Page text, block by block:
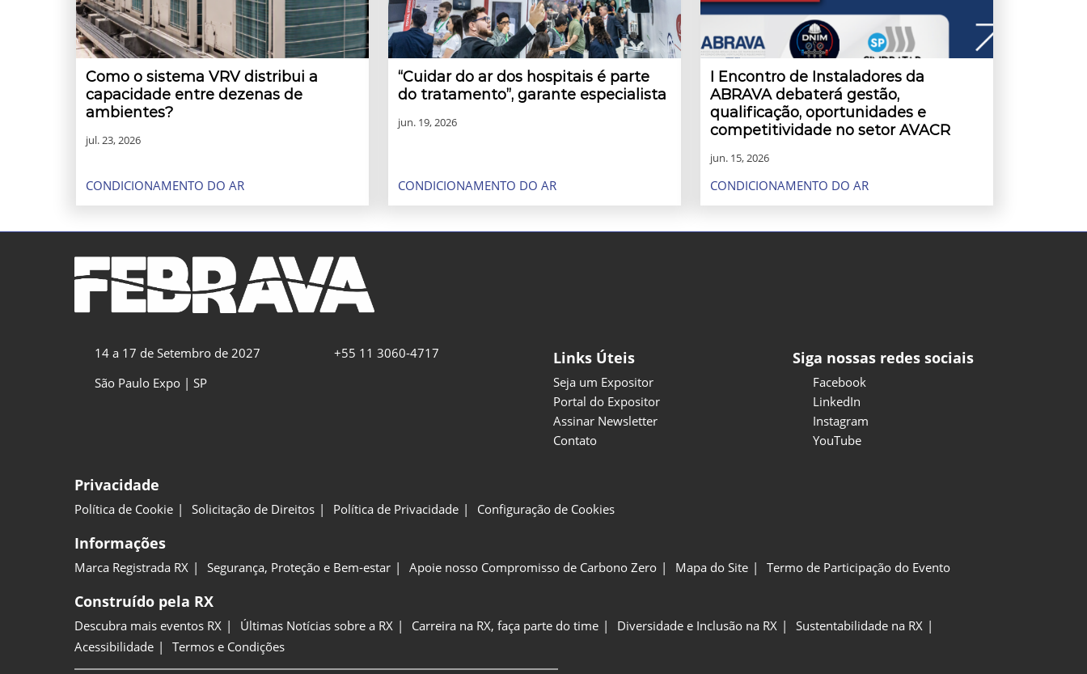
Como o sistema VRV distribui a
capacidade entre dezenas de
ambientes?
jul. 23, 2026
CONDICIONAMENTO DO AR
“Cuidar do ar dos hospitais é parte
do tratamento”, garante especialista
jun. 19, 2026
CONDICIONAMENTO DO AR
I Encontro de Instaladores da
ABRAVA debaterá gestão,
qualificação, oportunidades e
competitividade no setor AVACR
jun. 15, 2026
CONDICIONAMENTO DO AR
14 a 17 de Setembro de 2027
São Paulo Expo | SP
+55 11 3060-4717 Links Úteis
Seja um Expositor
Portal do Expositor
Assinar Newsletter
Contato
Siga nossas redes sociais
Facebook
LinkedIn
Instagram
YouTube
Privacidade
Política de Cookie Solicitação de Direitos Política de Privacidade Configuração de Cookies
Informações
Marca Registrada RX Segurança, Proteção e Bem-estar Apoie nosso Compromisso de Carbono Zero Mapa do Site Termo de Participação do Evento
Construído pela RX
Descubra mais eventos RX Últimas Notícias sobre a RX Carreira na RX, faça parte do time Diversidade e Inclusão na RX
Sustentabilidade na RX
Acessibilidade
Termos e Condições